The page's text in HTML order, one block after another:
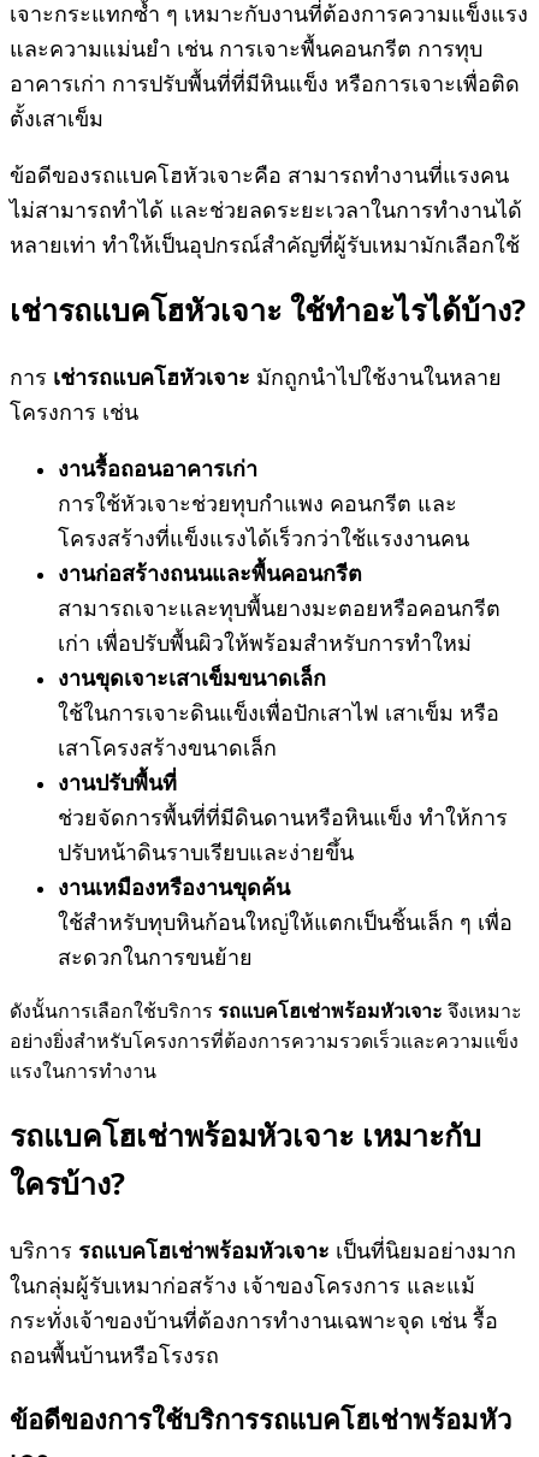
เจาะกระแทกซ้ำ ๆ เหมาะกับงานที่ต้องการความแข็งแรง
และความแม่นยำ เช่น การเจาะพื้นคอนกรีต การทุบ
อาคารเก่า การปรับพื้นที่ที่มีหินแข็ง หรือการเจาะเพื่อติด
ตั้งเสาเข็ม
ข้อดีของรถแบคโฮหัวเจาะคือ สามารถทำงานที่แรงคน
ไม่สามารถทำได้ และช่วยลดระยะเวลาในการทำงานได้
หลายเท่า ทำให้เป็นอุปกรณ์สำคัญที่ผู้รับเหมามักเลือกใช้
เช่ารถแบคโฮหัวเจาะ ใช้ทำอะไรได้บ้าง?
การ เช่ารถแบคโฮหัวเจาะ มักถูกนำไปใช้งานในหลาย
โครงการ เช่น
งานรื้อถอนอาคารเก่า
การใช้หัวเจาะช่วยทุบกำแพง คอนกรีต และ
โครงสร้างที่แข็งแรงได้เร็วกว่าใช้แรงงานคน
งานก่อสร้างถนนและพื้นคอนกรีต
สามารถเจาะและทุบพื้นยางมะตอยหรือคอนกรีต
เก่า เพื่อปรับพื้นผิวให้พร้อมสำหรับการทำใหม่
งานขุดเจาะเสาเข็มขนาดเล็ก
ใช้ในการเจาะดินแข็งเพื่อปักเสาไฟ เสาเข็ม หรือ
เสาโครงสร้างขนาดเล็ก
งานปรับพื้นที่
ช่วยจัดการพื้นที่ที่มีดินดานหรือหินแข็ง ทำให้การ
ปรับหน้าดินราบเรียบและง่ายขึ้น
งานเหมืองหรืองานขุดค้น
ใช้สำหรับทุบหินก้อนใหญ่ให้แตกเป็นชิ้นเล็ก ๆ เพื่อ
สะดวกในการขนย้าย
ดังนั้นการเลือกใช้บริการ รถแบคโฮเช่าพร้อมหัวเจาะ จึงเหมาะ
อย่างยิ่งสำหรับโครงการที่ต้องการความรวดเร็วและความแข็ง
แรงในการทำงาน
รถแบคโฮเช่าพร้อมหัวเจาะ เหมาะกับ
ใครบ้าง?
บริการ รถแบคโฮเช่าพร้อมหัวเจาะ เป็นที่นิยมอย่างมาก
ในกลุ่มผู้รับเหมาก่อสร้าง เจ้าของโครงการ และแม้
กระทั่งเจ้าของบ้านที่ต้องการทำงานเฉพาะจุด เช่น รื้อ
ถอนพื้นบ้านหรือโรงรถ
ข้อดีของการใช้บริการรถแบคโฮเช่าพร้อมหัว